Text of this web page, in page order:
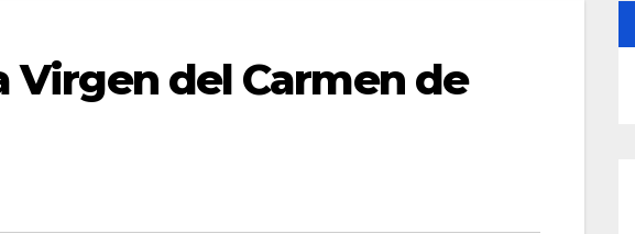
Virgen del Carmen de